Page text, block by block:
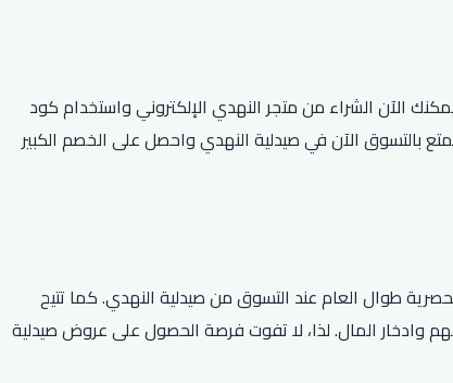
الكبيرة الموفرة للمستهلكين رائعة وحصرية، والآن يمكنك الحصول على خصم 10٪ عند التسوق عبر الإنترنت بقيمة 300 ريال! يمكنك الآن الشراء من متجر النهدي الإلكتروني واستخدام كود
استمتع بالتسوق الآن في صيدلية النهدي واحصل على الخصم الكبير
طوال العام عند التسوق من صيدلية النهدي. كما تتيح
وادخار المال. لذا، لا تفوت فرصة الحصول على عروض صيدلية